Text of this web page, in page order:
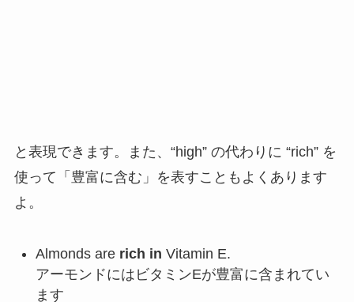
と表現できます。また、“high” の代わりに “rich” を
使って「豊富に含む」を表すこともよくあります
よ。
Almonds are rich in Vitamin E.
アーモンドにはビタミンEが豊富に含まれてい
ます